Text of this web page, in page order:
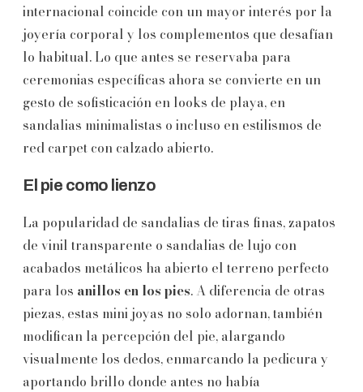
internacional coincide con un mayor interés por la
joyería corporal y los complementos que desafían
lo habitual. Lo que antes se reservaba para
ceremonias específicas ahora se convierte en un
gesto de sofisticación en looks de playa, en
sandalias minimalistas o incluso en estilismos de
red carpet con calzado abierto.
El pie como lienzo
La popularidad de sandalias de tiras finas, zapatos
de vinil transparente o sandalias de lujo con
acabados metálicos ha abierto el terreno perfecto
para los anillos en los pies. A diferencia de otras
piezas, estas mini joyas no solo adornan, también
modifican la percepción del pie, alargando
visualmente los dedos, enmarcando la pedicura y
aportando brillo donde antes no había